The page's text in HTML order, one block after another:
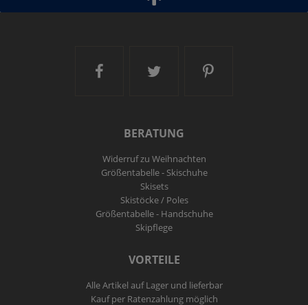
Ski and More auf Facebook
Ski and More auf
Ski and More
BERATUNG
Widerruf zu Weihnachten
Größentabelle - Skischuhe
Skisets
Skistöcke / Poles
Größentabelle - Handschuhe
Skipflege
VORTEILE
Alle Artikel auf Lager und lieferbar
Kauf per Ratenzahlung möglich